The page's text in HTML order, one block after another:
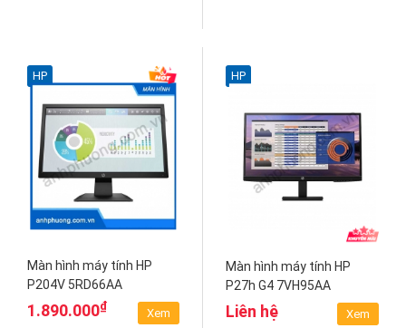
HP
Màn hình máy tính HP
P204V 5RD66AA
1.890.000₫
Xem
HP
Màn hình máy tính HP
P27h G4 7VH95AA
Liên hệ Xem